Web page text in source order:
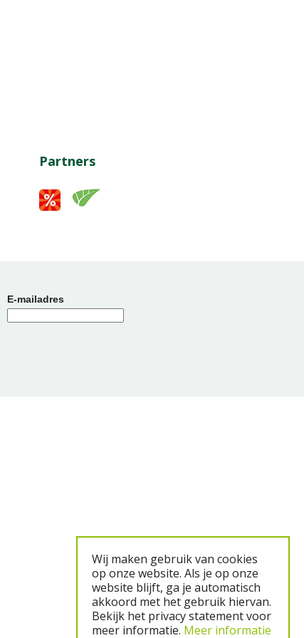
Partners
E-mailadres
Wij maken gebruik van cookies
op onze website. Als je op onze
website blijft, ga je automatisch
akkoord met het gebruik hiervan.
Bekijk het privacy statement voor
meer informatie. Meer informatie